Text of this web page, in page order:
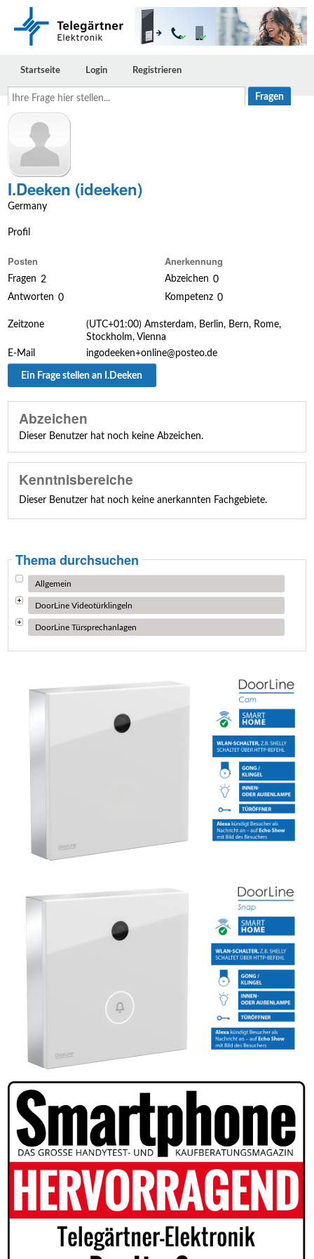
Ihre
Frage
stellen...
Startseite Login Registrieren
I.Deeken (ideeken)
Germany
Profil
Posten
Fragen 2
Antworten 0
Anerkennung
Abzeichen 0
Kompetenz 0
Zeitzone
(UTC+01:00) Amsterdam, Berlin, Bern, Rome,
Stockholm, Vienna
E-Mail
ingodeeken+online@posteo.de
Ein Frage stellen an I.Deeken
Abzeichen
Dieser Benutzer hat noch keine Abzeichen.
Kenntnisbereiche
Dieser Benutzer hat noch keine anerkannten Fachgebiete.
Thema durchsuchen
Allgemein
DoorLine Videotürklingeln
DoorLine Türsprechanlagen